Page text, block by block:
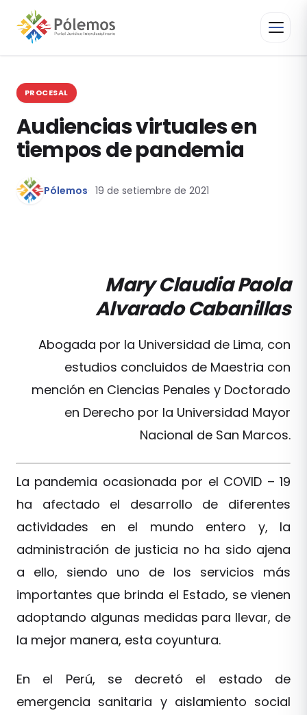
PROCESAL
Audiencias virtuales en
tiempos de pandemia
Pólemos 19 de setiembre de 2021
Mary Claudia Paola
Alvarado Cabanillas
Abogada por la Universidad de Lima, con
estudios concluidos de Maestria con
mención en Ciencias Penales y Doctorado
en Derecho por la Universidad Mayor
Nacional de San Marcos.
La pandemia ocasionada por el COVID – 19
ha afectado el desarrollo de diferentes
actividades en el mundo entero y, la
administración de justicia no ha sido ajena
a ello, siendo uno de los servicios más
importantes que brinda el Estado, se vienen
adoptando algunas medidas para llevar, de
la mejor manera, esta coyuntura.
En el Perú, se decretó el estado de
emergencia sanitaria y aislamiento social